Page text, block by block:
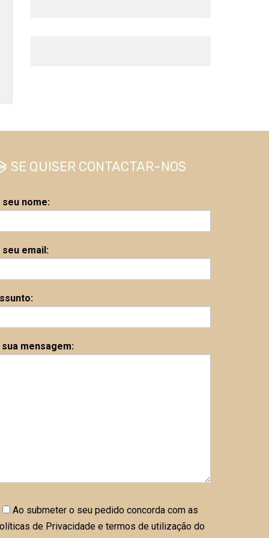
SE QUISER CONTACTAR-NOS
seu nome:
seu email:
sua mensagem:
Ao submeter o seu pedido concorda com as
de Privacidade e termos de utilização do